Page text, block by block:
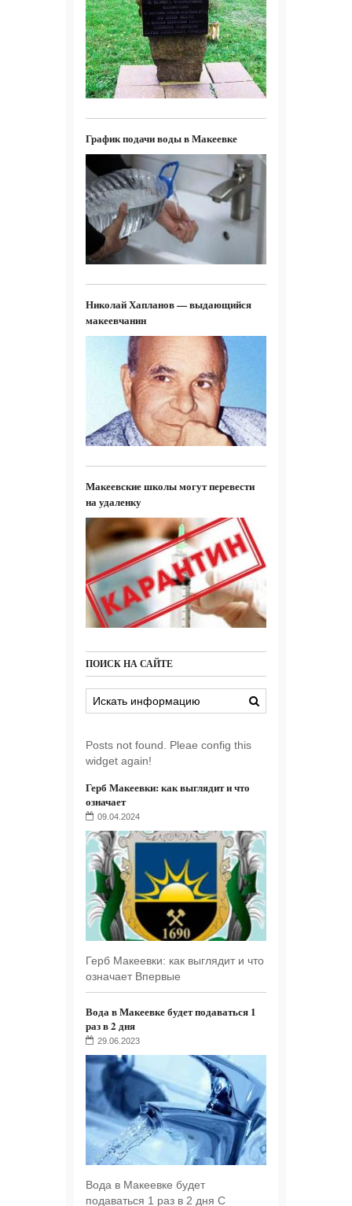
График подачи воды в Макеевке
Николай Хапланов — выдающийся
макеевчанин
Макеевские школы могут перевести
на удаленку
ПОИСК НА САЙТЕ
Posts not found. Pleae config this
widget again!
Герб Макеевки: как выглядит и что
означает
09.04.2024
Герб Макеевки: как выглядит и что
означает Впервые
Вода в Макеевке будет подаваться 1
раз в 2 дня
29.06.2023
Вода в Макеевке будет
подаваться 1 раз в 2 дня С